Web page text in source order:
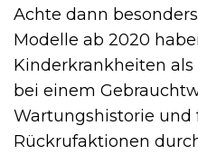
Achte dann
Modelle ab 2020
Kinderkrankheiten als
bei einem
Wartungshistorie und
Rückrufaktionen